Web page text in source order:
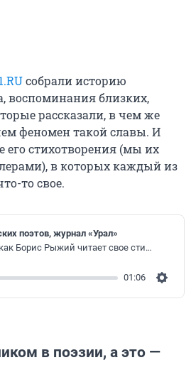
собрали историю
воспоминания близких,
рассказали, в чем же
феномен такой славы. И
его стихотворения (мы их
в которых каждый из
то свое.
поэтов, журнал «Урал»
Послушайте, как Борис Рыжий читает свое стихотворение «В кварталах дальних и печальных …»
01:06
в поэзии, а это —